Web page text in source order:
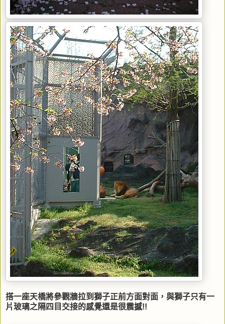
搭一座天橋將參觀牆拉到獅子正前方面對面，與獅子只有一
片玻璃之隔四目交接的感覺還是很震撼!!